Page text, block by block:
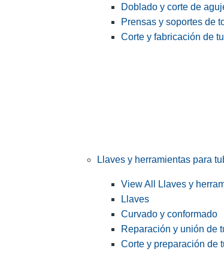
Doblado y corte de
Prensas y soportes de
Corte y fabricación de
Llaves y herramientas para
View All Llaves y
Llaves
Curvado y conformado
Reparación y unión de
Corte y preparación de